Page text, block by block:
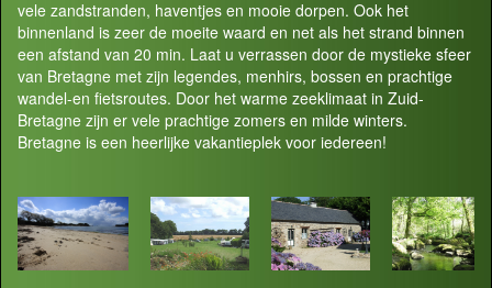
vele zandstranden, haventjes en mooie dorpen. Ook het
binnenland is zeer de moeite waard en net als het strand binnen
een afstand van 20 min. Laat u verrassen door de mystieke sfeer
van Bretagne met zijn legendes, menhirs, bossen en prachtige
wandel-en fietsroutes. Door het warme zeeklimaat in Zuid-
Bretagne zijn er vele prachtige zomers en milde winters.
Bretagne is een heerlijke vakantieplek voor iedereen!